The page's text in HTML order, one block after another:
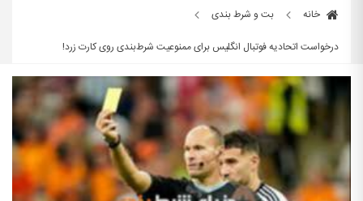
خانه
بت و شرط بندی
درخواست اتحادیه فوتبال انگلیس برای ممنوعیت شرط‌بندی روی کارت زرد!